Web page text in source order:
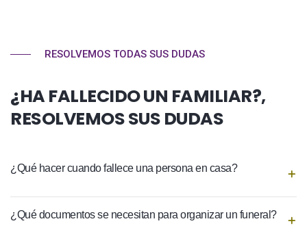
RESOLVEMOS TODAS SUS DUDAS
¿HA FALLECIDO UN FAMILIAR?,
RESOLVEMOS SUS DUDAS
¿Qué hacer cuando fallece una persona en casa?
¿Qué documentos se necesitan para organizar un funeral?